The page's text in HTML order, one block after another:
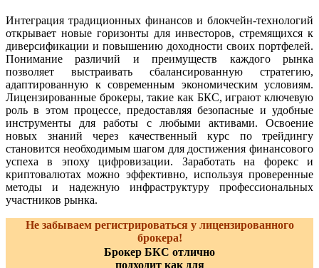
Интеграция традиционных финансов и блокчейн-технологий
открывает новые горизонты для инвесторов, стремящихся к
диверсификации и повышению доходности своих портфелей.
Понимание различий и преимуществ каждого рынка
позволяет выстраивать сбалансированную стратегию,
адаптированную к современным экономическим условиям.
Лицензированные брокеры, такие как БКС, играют ключевую
роль в этом процессе, предоставляя безопасные и удобные
инструменты для работы с любыми активами. Освоение
новых знаний через качественный курс по трейдингу
становится необходимым шагом для достижения финансового
успеха в эпоху цифровизации. Заработать на форекс и
криптовалютах можно эффективно, используя проверенные
методы и надежную инфраструктуру профессиональных
участников рынка.
Не забываем регистрироваться у лицензированного
брокера!
Брокер БКС отлично
подходит как для